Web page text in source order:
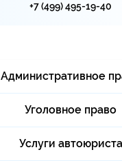
+7 (499) 495-19-40
Административное
Уголовное право
Услуги автоюриста